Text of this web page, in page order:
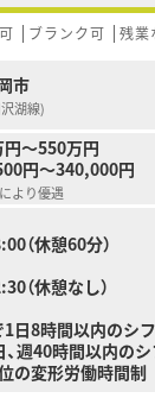
≫
♪
ており、地域に根差し
3名在籍しており、処
仕事量の中、勤務いた
オススメ ≫
てもこれから知識をつ
わりたい方
フイベントに応じて
ブランク可 残業
市
湖線)
～550万円
円～340,000円
より優遇
（休憩60分）
（休憩なし）
日8時間以内のシ
週40時間以内の
の変形労働時間制